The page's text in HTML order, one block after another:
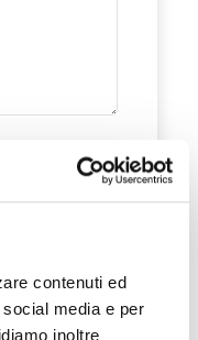
contenuti ed
media e per
inoltre